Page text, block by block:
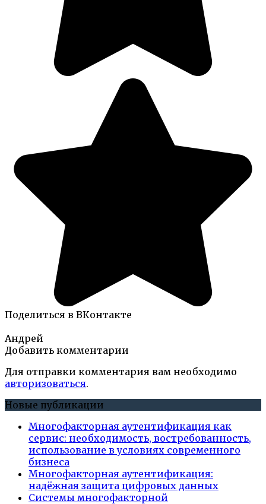
Поделиться в ВКонтакте
Андрей
Добавить комментарии
Для отправки комментария вам необходимо
авторизоваться.
Новые публикации
Многофакторная аутентификация как
сервис: необходимость, востребованность,
использование в условиях современного
бизнеса
Многофакторная аутентификация:
надёжная защита цифровых данных
Системы многофакторной